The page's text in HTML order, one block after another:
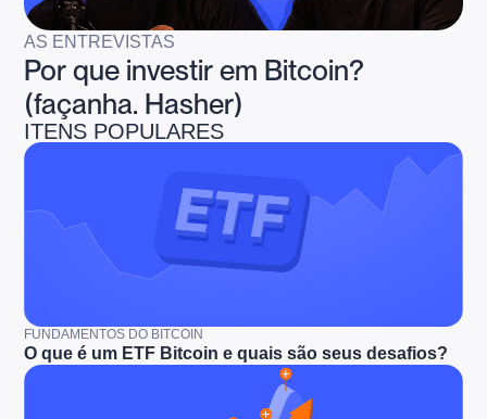
AS ENTREVISTAS
Por que investir em Bitcoin?
(façanha. Hasher)
ITENS POPULARES
FUNDAMENTOS DO BITCOIN
O que é um ETF Bitcoin e quais são seus desafios?